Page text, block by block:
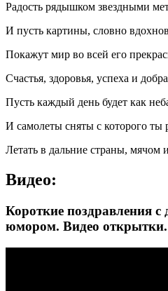
Радость рядышком звездными
И пусть картины, словно
Покажут мир во всей его
Счастья, здоровья, успеха и
Пусть каждый день будет как
И самолеты сняты с которого ты
Летать в дальние страны, мячом
Видео:
Короткие поздравления с
юмором. Видео открытки.